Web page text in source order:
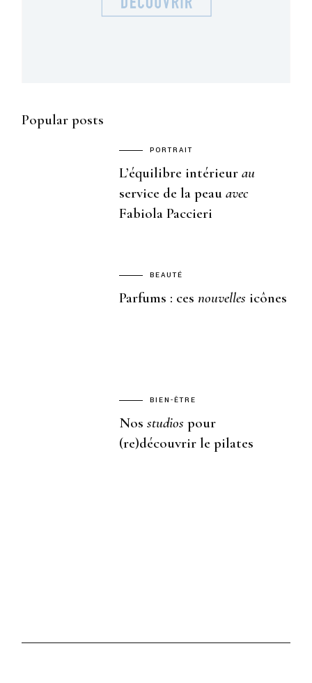
Popular posts
PORTRAIT
L’équilibre intérieurau
service de la peauavec
Fabiola Paccieri
BEAUTÉ
Parfums : cesnouvelles icônes
BIEN-ÊTRE
Nosstudios pour
(re)découvrir le pilates